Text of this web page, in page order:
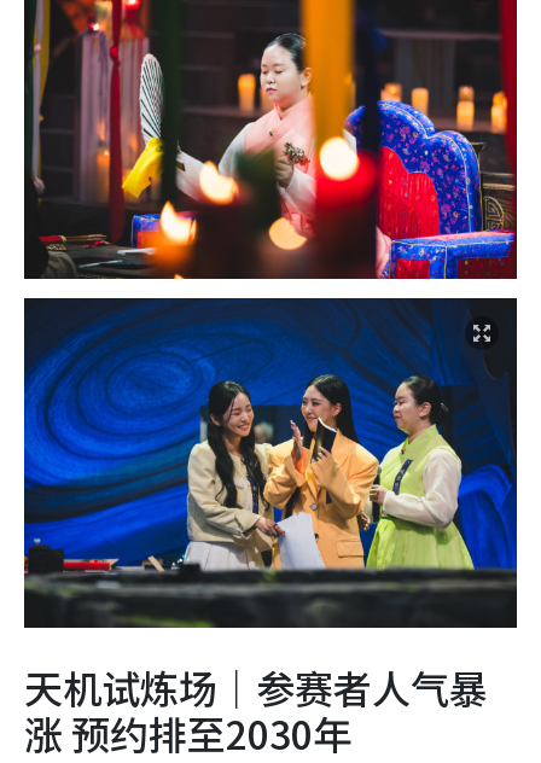
天机试炼场｜参赛者人气暴
涨 预约排至2030年